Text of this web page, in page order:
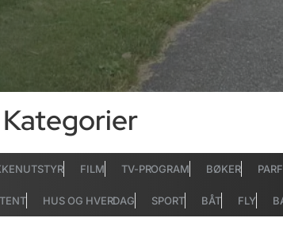
Kategorier
FILM TV-PROGRAM BØKER
HUS OG HVERDAG SPORT BÅT FLY